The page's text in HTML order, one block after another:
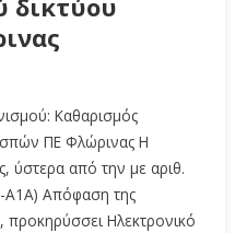
δικτύου
Καθαρισμός
ΠΕ Φλώρινας Η
ύστερα από την με αριθ.
Απόφαση της
προκηρύσσει Ηλεκτρονικό